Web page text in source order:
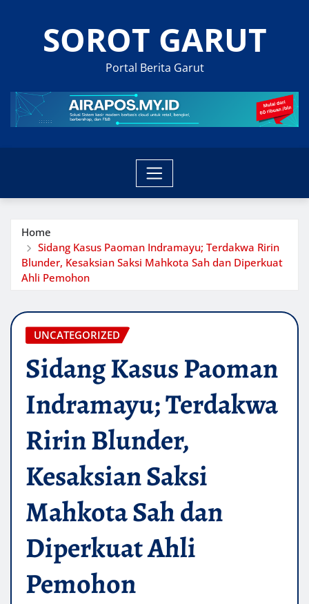
SOROT GARUT
Portal Berita Garut
Home
Sidang Kasus Paoman Indramayu; Terdakwa Ririn
Blunder, Kesaksian Saksi Mahkota Sah dan Diperkuat
Ahli Pemohon
UNCATEGORIZED
Sidang Kasus Paoman
Indramayu; Terdakwa
Ririn Blunder,
Kesaksian Saksi
Mahkota Sah dan
Diperkuat Ahli
Pemohon